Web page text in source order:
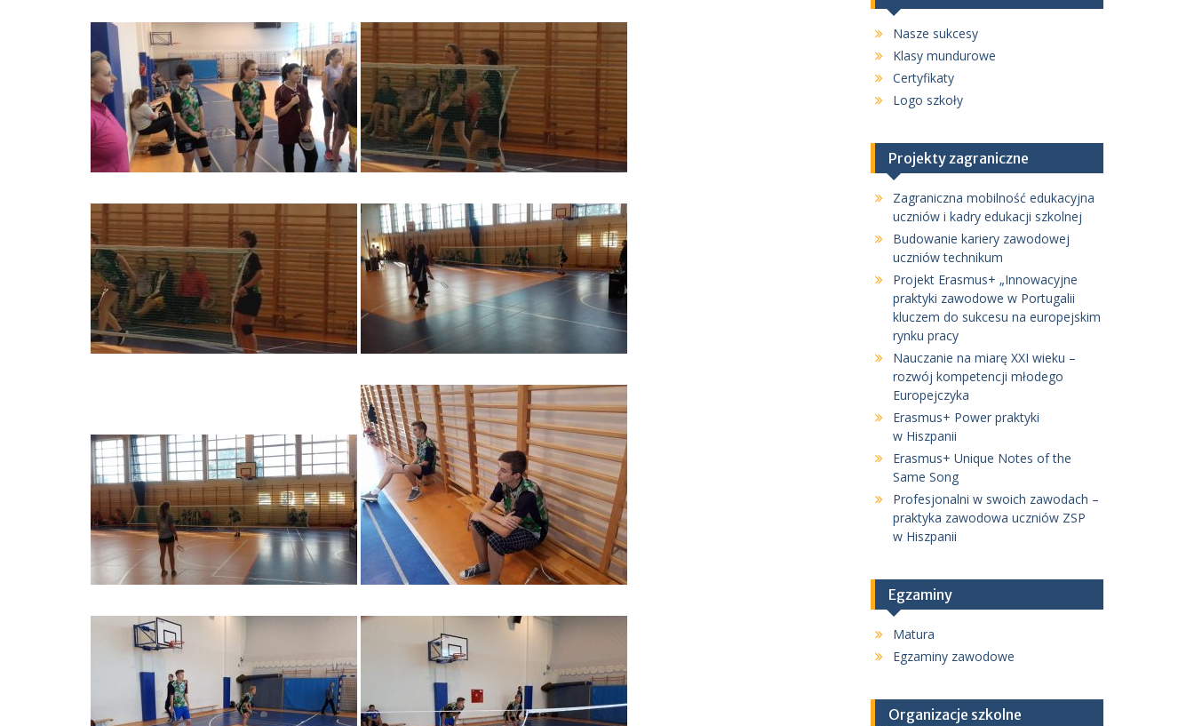
Nasze sukcesy
Klasy mundurowe
Certyfikaty
Logo szkoły
Projekty zagraniczne
Zagraniczna mobilność edukacyjna
uczniów i kadry edukacji szkolnej
Budowanie kariery zawodowej
uczniów technikum
Projekt Erasmus+ „Innowacyjne
praktyki zawodowe w Portugalii
kluczem do sukcesu na europejskim
rynku pracy
Nauczanie na miarę XXI wieku –
rozwój kompetencji młodego
Europejczyka
Erasmus+ Power praktyki
w Hiszpanii
Erasmus+ Unique Notes of the
Same Song
Profesjonalni w swoich zawodach –
praktyka zawodowa uczniów ZSP
w Hiszpanii
Egzaminy
Matura
Egzaminy zawodowe
Organizacje szkolne